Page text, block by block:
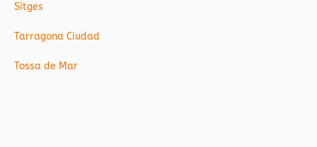
Sitges
Tarragona Ciudad
Tossa de Mar